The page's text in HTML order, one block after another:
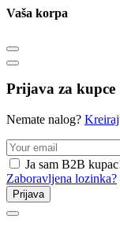
Vaša korpa
Prijava za kupce
Nemate nalog?
Ja sam B2B
Zaboravljena lozinka?
Prijava